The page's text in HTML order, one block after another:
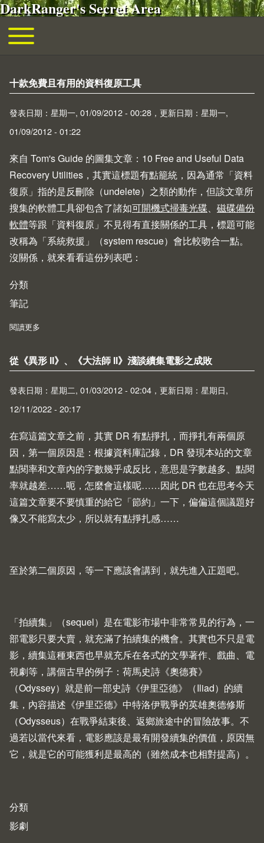
移至主內容
DarkRanger's Secret Area
主導覽
Toggle main menu
十款免費且有用的資料復原工具
發表日期：星期一, 01/09/2012 - 00:28，更新日期：星期一,
01/09/2012 - 01:22
來自 Tom's Guide 的圖集文章： 10 Free and Useful Data
Recovery Utilities ，其實這標題有點籠統，因為通常「資料
復原」指的是反刪除（undelete）之類的動作，但該文章所
搜集的軟體工具卻包含了諸如可開機式掃毒光碟、 磁碟備份
軟體等跟「資料復原」不見得有直接關係的工具，標題可能
改稱為「系統救援」（system rescue）會比較吻合一點。
沒關係，就來看看這份列表吧：
分類
筆記
閱讀更多
從《異形 II》、《大法師 II》淺談續集電影之成敗
發表日期：星期二, 01/03/2012 - 02:04，更新日期：星期日,
12/11/2022 - 20:17
在寫這篇文章之前，其實 DR 有點掙扎，而掙扎有兩個原
因，第一個原因是：根據資料庫記錄，DR 發現本站的文章
點閱率和文章內的字數幾乎成反比，意思是字數越多、點閱
率就越差……呃，怎麼會這樣呢……因此 DR 也在思考今天
這篇文章要不要慎重的給它「節約」一下，偏偏這個議題好
像又不能寫太少，所以就有點掙扎感……
至於第二個原因，等一下應該會講到，就先進入正題吧。
「拍續集」（sequel）是在電影市場中非常常見的行為，一
部電影只要大賣，就充滿了拍續集的機會。其實也不只是電
影，續集這種東西也早就充斥在各式的文學著作、戲曲、電
視劇等，講個古早的例子：荷馬史詩《奧德賽》
（Odyssey）就是前一部史詩《伊里亞德》（Iliad）的續
集，內容描述《伊里亞德》中特洛伊戰爭的英雄奧德修斯
（Odysseus）在戰爭結束後、返鄉旅途中的冒險故事。不
過若以當代來看，電影應該是最有開發續集的價值，原因無
它，就是它的可能獲利是最高的（雖然成本也相對提高）。
分類
影劇